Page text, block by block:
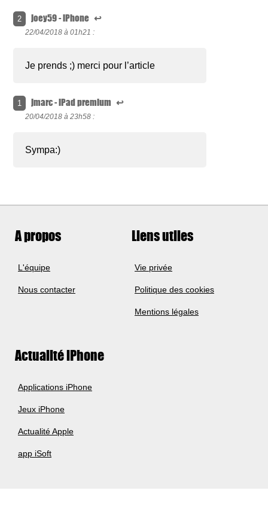
2 joey59 - iPhone ↩
22/04/2018 à 01h21 :
Je prends ;) merci pour l’article
1 jmarc - iPad premium ↩
20/04/2018 à 23h58 :
Sympa:)
A propos
L'équipe
Nous contacter
Liens utiles
Vie privée
Politique des cookies
Mentions légales
Actualité iPhone
Applications iPhone
Jeux iPhone
Actualité Apple
app iSoft